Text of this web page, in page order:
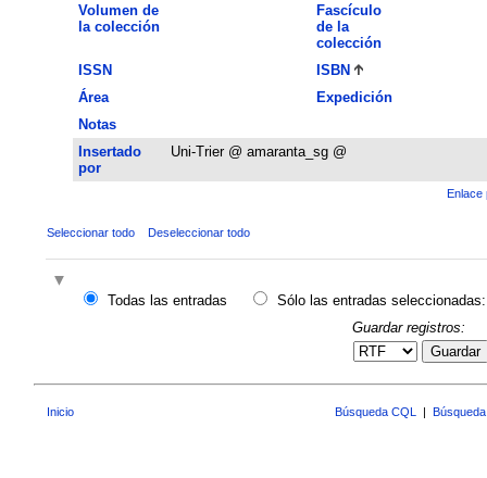
Volumen de
la colección
Fascículo
de la
colección
ISSN
ISBN
Área
Expedición
Notas
Insertado
por
Uni-Trier @ amaranta_sg @
Enlace
Seleccionar todo Deseleccionar todo
Todas las entradas
Sólo las entradas seleccionadas:
Guardar registros:
Guardar
Inicio Búsqueda CQL